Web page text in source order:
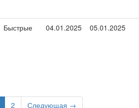
Быстрые 04.01.2025 05.01.2025
2 Следующая →